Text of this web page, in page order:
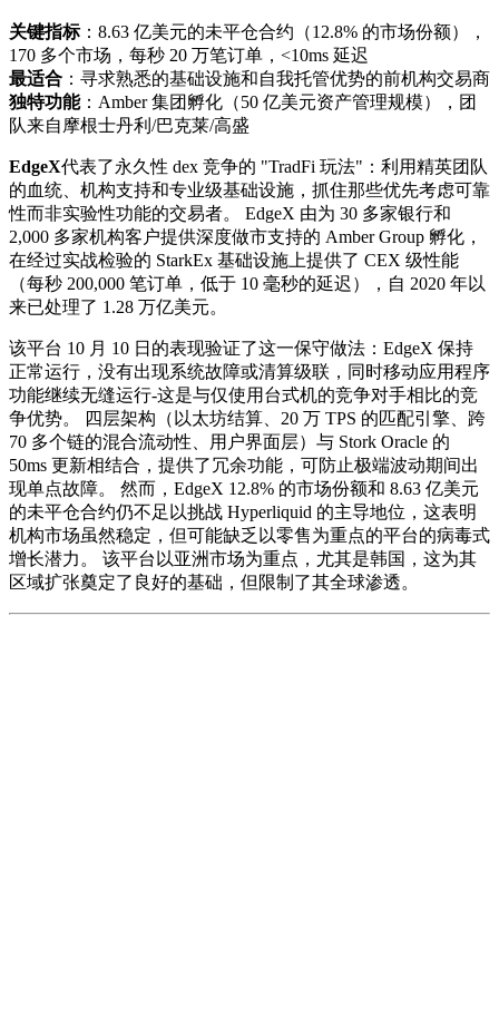
关键指标：8.63 亿美元的未平仓合约（12.8% 的市场份额），
170 多个市场，每秒 20 万笔订单，<10ms 延迟
最适合 ：寻求熟悉的基础设施和自我托管优势的前机构交易商
独特功能：Amber 集团孵化（50 亿美元资产管理规模），团
队来自摩根士丹利/巴克莱/高盛
EdgeX代表了永久性 dex 竞争的 "TradFi 玩法"：利用精英团队
的血统、机构支持和专业级基础设施，抓住那些优先考虑可靠
性而非实验性功能的交易者。 EdgeX 由为 30 多家银行和
2,000 多家机构客户提供深度做市支持的 Amber Group 孵化，
在经过实战检验的 StarkEx 基础设施上提供了 CEX 级性能
（每秒 200,000 笔订单，低于 10 毫秒的延迟），自 2020 年以
来已处理了 1.28 万亿美元。
该平台 10 月 10 日的表现验证了这一保守做法：EdgeX 保持
正常运行，没有出现系统故障或清算级联，同时移动应用程序
功能继续无缝运行-这是与仅使用台式机的竞争对手相比的竞
争优势。 四层架构（以太坊结算、20 万 TPS 的匹配引擎、跨
70 多个链的混合流动性、用户界面层）与 Stork Oracle 的
50ms 更新相结合，提供了冗余功能，可防止极端波动期间出
现单点故障。 然而，EdgeX 12.8% 的市场份额和 8.63 亿美元
的未平仓合约仍不足以挑战 Hyperliquid 的主导地位，这表明
机构市场虽然稳定，但可能缺乏以零售为重点的平台的病毒式
增长潜力。 该平台以亚洲市场为重点，尤其是韩国，这为其
区域扩张奠定了良好的基础，但限制了其全球渗透。